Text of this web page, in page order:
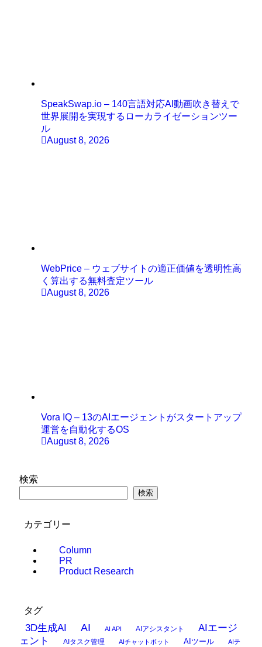
SpeakSwap.io – 140言語対応AI動画吹き替えで
世界展開を実現するローカライゼーションツー
ル
August 8, 2026
WebPrice – ウェブサイトの適正価値を透明性高
く算出する無料査定ツール
August 8, 2026
Vora IQ – 13のAIエージェントがスタートアップ
運営を自動化するOS
August 8, 2026
検索
検索
カテゴリー
Column
PR
Product Research
タグ
3D生成AI AI AI API AIアシスタント
AIエージ
ェント
AIタスク管理 AIチャットボット AIツール
AIテ